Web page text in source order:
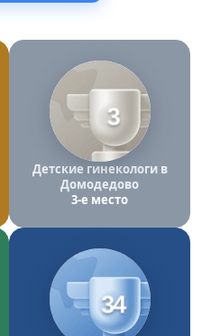
3
Детские гинекологи в
Домодедово
3-е место
34